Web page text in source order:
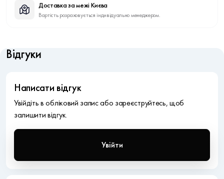
Доставка за межі Києва
Вартість розраховується індивідуально менеджером.
Відгуки
Написати відгук
Увійдіть в обліковий запис або зареєструйтесь, щоб
залишити відгук.
Увійти